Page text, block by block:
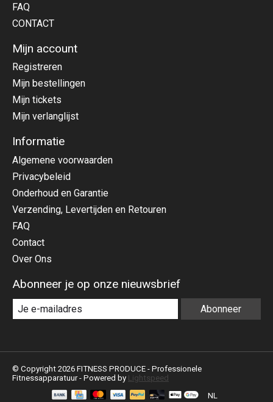
FAQ
CONTACT
Mijn account
Registreren
Mijn bestellingen
Mijn tickets
Mijn verlanglijst
Informatie
Algemene voorwaarden
Privacybeleid
Onderhoud en Garantie
Verzending, Levertijden en Retouren
FAQ
Contact
Over Ons
Abonneer je op onze nieuwsbrief
Abonneer
© Copyright 2026 FITNESS PRODUCE - Professionele
Fitnessapparatuur - Powered by Lightspeed
NL